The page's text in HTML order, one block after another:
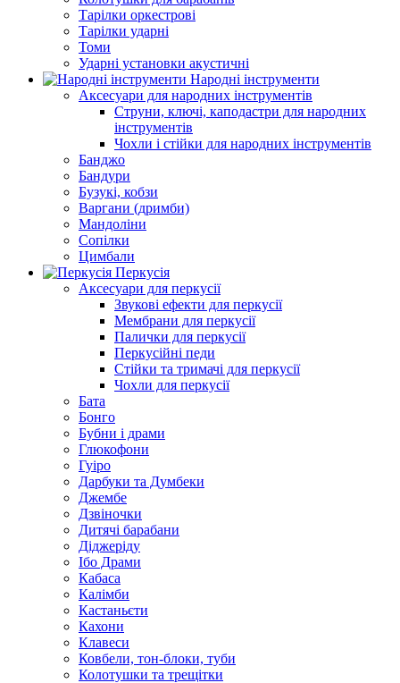
Тарілки оркестрові
Тарілки ударні
Томи
Ударні установки акустичні
Народні інструменти
Аксесуари для народних інструментів
Струни, ключі, каподастри для народних
інструментів
Чохли і стійки для народних інструментів
Банджо
Бандури
Бузукі, кобзи
Варгани (дримби)
Мандоліни
Сопілки
Цимбали
Перкусія
Аксесуари для перкусії
Звукові ефекти для перкусії
Мембрани для перкусії
Палички для перкусії
Перкусійні педи
Стійки та тримачі для перкусії
Чохли для перкусії
Бата
Бонго
Бубни і драми
Глюкофони
Гуіро
Дарбуки та Думбеки
Джембе
Дзвіночки
Дитячі барабани
Діджеріду
Ібо Драми
Кабаса
Калімби
Кастаньєти
Кахони
Клавеси
Ковбели, тон-блоки, туби
Колотушки та трещітки